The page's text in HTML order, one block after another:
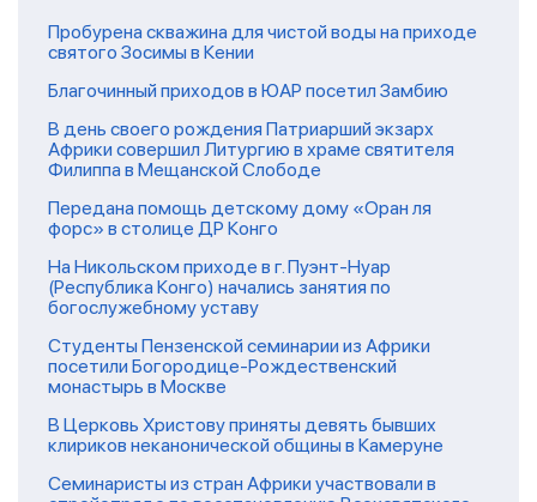
Пробурена скважина для чистой воды на приходе
святого Зосимы в Кении
Благочинный приходов в ЮАР посетил Замбию
В день своего рождения Патриарший экзарх
Африки совершил Литургию в храме святителя
Филиппа в Мещанской Слободе
Передана помощь детскому дому «Оран ля
форс» в столице ДР Конго
На Никольском приходе в г. Пуэнт-Нуар
(Республика Конго) начались занятия по
богослужебному уставу
Студенты Пензенской семинарии из Африки
посетили Богородице-Рождественский
монастырь в Москве
В Церковь Христову приняты девять бывших
клириков неканонической общины в Камеруне
Семинаристы из стран Африки участвовали в